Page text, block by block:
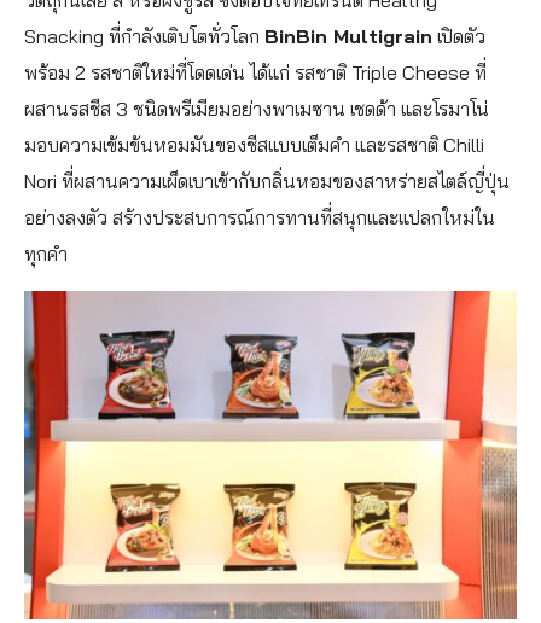
Snacking ที่กำลังเติบโตทั่วโลก BinBin Multigrain เปิดตัว
พร้อม 2 รสชาติใหม่ที่โดดเด่น ได้แก่ รสชาติ Triple Cheese ที่
ผสานรสชีส 3 ชนิดพรีเมียมอย่างพาเมซาน เชดด้า และโรมาโน่
มอบความเข้มข้นหอมมันของชีสแบบเต็มคำ และรสชาติ Chilli
Nori ที่ผสานความเผ็ดเบาเข้ากับกลิ่นหอมของสาหร่ายสไตล์ญี่ปุ่น
อย่างลงตัว สร้างประสบการณ์การทานที่สนุกและแปลกใหม่ใน
ทุกคำ